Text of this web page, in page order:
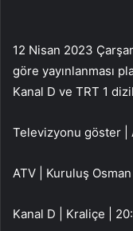
12 Nisan 2023
göre yayınlanması
Kanal D ve TRT 1
Televizyonu göster |
ATV | Kuruluş
Kanal D | Kraliçe |